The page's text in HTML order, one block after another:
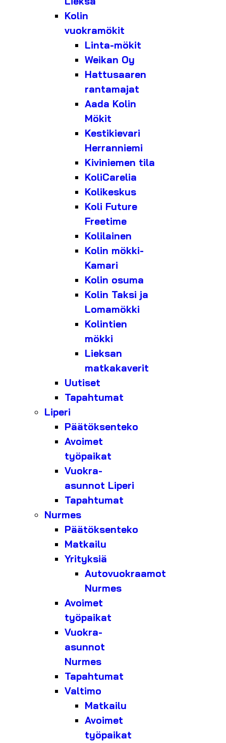
Kolin
vuokramökit
Linta-mökit
Weikan Oy
Hattusaaren
rantamajat
Aada Kolin
Mökit
Kestikievari
Herranniemi
Kiviniemen tila
KoliCarelia
Kolikeskus
Koli Future
Freetime
Kolilainen
Kolin mökki-
Kamari
Kolin osuma
Kolin Taksi ja
Lomamökki
Kolintien
mökki
Lieksan
matkakaverit
Uutiset
Tapahtumat
Liperi
Päätöksenteko
Avoimet
työpaikat
Vuokra-
asunnot Liperi
Tapahtumat
Nurmes
Päätöksenteko
Matkailu
Yrityksiä
Autovuokraamot
Nurmes
Avoimet
työpaikat
Vuokra-
asunnot
Nurmes
Tapahtumat
Valtimo
Matkailu
Avoimet
työpaikat